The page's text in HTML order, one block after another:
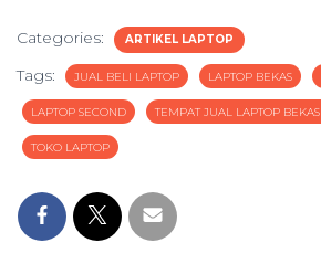
Categories: ARTIKEL LAPTOP
Tags: JUAL BELI LAPTOP LAPTOP BEKAS
LAPTOP SECOND TEMPAT JUAL LAPTOP
TOKO LAPTOP